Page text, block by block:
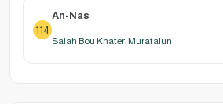
114
An-Nas
Salah Bou Khater: Muratalun